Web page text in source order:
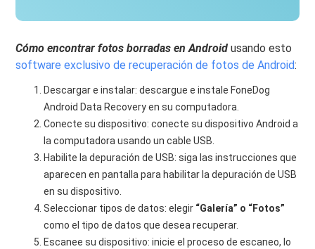
Cómo encontrar fotos borradas en Android usando esto
software exclusivo de recuperación de fotos de Android:
Descargar e instalar: descargue e instale FoneDog
Android Data Recovery en su computadora.
Conecte su dispositivo: conecte su dispositivo Android a
la computadora usando un cable USB.
Habilite la depuración de USB: siga las instrucciones que
aparecen en pantalla para habilitar la depuración de USB
en su dispositivo.
Seleccionar tipos de datos: elegir “Galería” o “Fotos”
como el tipo de datos que desea recuperar.
Escanee su dispositivo: inicie el proceso de escaneo, lo